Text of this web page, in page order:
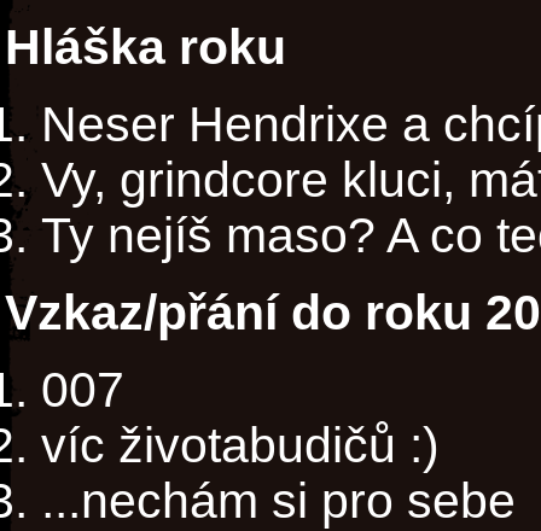
Hláška roku
Neser Hendrixe a
Vy, grindcore kluci,
Ty nejíš maso? A co
Vzkaz/přání do roku
007
víc životabudičů :)
...nechám si pro sebe